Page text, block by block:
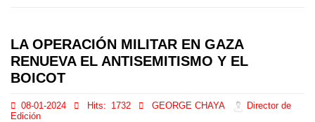
LA OPERACIÓN MILITAR EN GAZA
RENUEVA EL ANTISEMITISMO Y EL
BOICOT
08-01-2024 Hits: 1732 GEORGE CHAYA
Director de
Edición